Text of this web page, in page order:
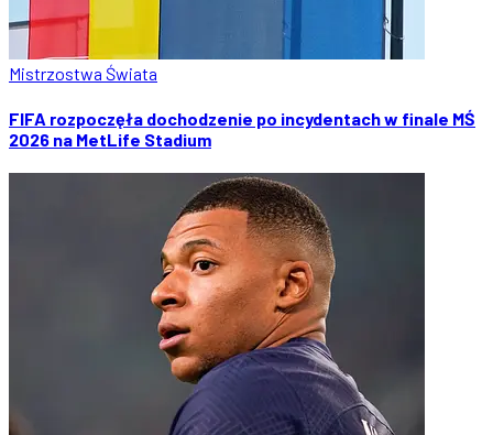
Mistrzostwa Świata
FIFA rozpoczęła dochodzenie po incydentach w finale MŚ
2026 na MetLife Stadium